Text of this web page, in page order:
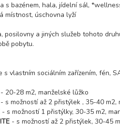
s bazénem, hala, jídelní sál,
místnost, úschovna lyží
posilovny a jiných služeb tohoto
pobytu.
s vlastním sociálním zařízením, fén,
- 20-28 m2, manželské lůžko
- s možností až 2 přistýlek , 35-40
- s možností 1 přistýlky, 30-35 m2,
- s možností až 2 přistýlek, 30-45